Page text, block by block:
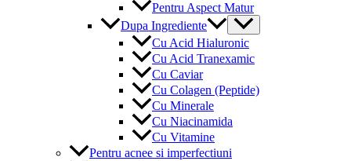
Pentru Aspect Matur
Dupa Ingrediente
Menu
Toggle
Cu Acid Hialuronic
Cu Acid Tranexamic
Cu Caviar
Cu Colagen (Peptide)
Cu Minerale
Cu Niacinamida
Cu Vitamine
Pentru acnee si imperfectiuni